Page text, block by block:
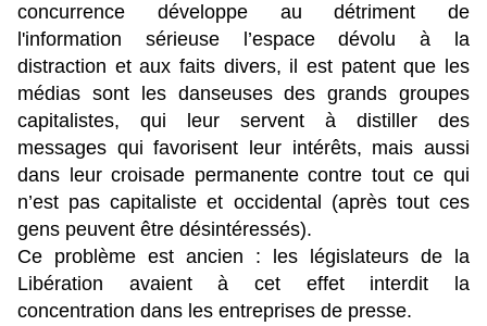
concurrence développe au détriment de
l'information sérieuse l’espace dévolu à la
distraction et aux faits divers, il est patent que les
médias sont les danseuses des grands groupes
capitalistes, qui leur servent à distiller des
messages qui favorisent leur intérêts, mais aussi
dans leur croisade permanente contre tout ce qui
n’est pas capitaliste et occidental (après tout ces
gens peuvent être désintéressés).
Ce problème est ancien : les législateurs de la
Libération avaient à cet effet interdit la
concentration dans les entreprises de presse.